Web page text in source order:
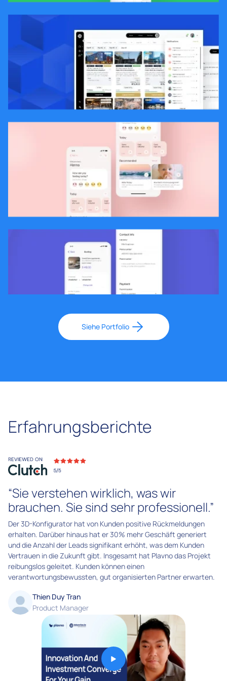
Siehe Portfolio
Erfahrungsberichte
“Sie verstehen wirklich, was wir
brauchen. Sie sind sehr professionell.”
Der 3D-Konfigurator hat von Kunden positive Rückmeldungen
erhalten. Darüber hinaus hat er 30% mehr Geschäft generiert
und die Anzahl der Leads signifikant erhöht, was dem Kunden
Vertrauen in die Zukunft gibt. Insgesamt hat Plavno das Projekt
reibungslos geleitet. Kunden können einen
verantwortungsbewussten, gut organisierten Partner erwarten.
Thien Duy Tran
Product Manager